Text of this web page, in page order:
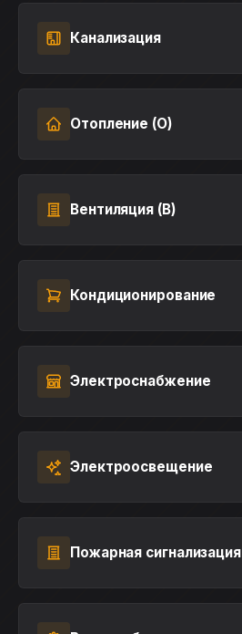
Канализация
Отопление (О)
Вентиляция (В)
Кондиционирование
Электроснабжение
Электроосвещение
Пожарная сигнализация